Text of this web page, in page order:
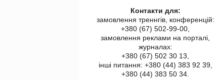
Контакти для:
замовлення треннгів, конференцій:
+380 (67) 502-99-00,
замовлення реклами на порталі,
журналах:
+380 (67) 502 30 13,
інші питання: +380 (44) 383 92 39,
+380 (44) 383 50 34.